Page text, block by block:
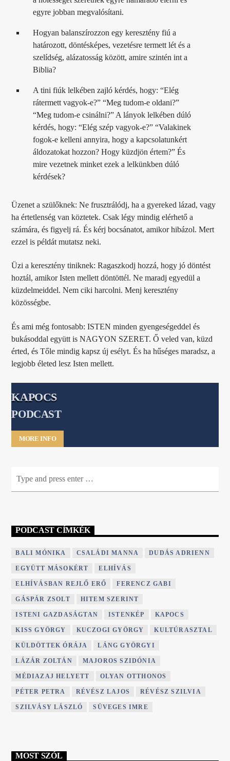
egyre jobban megvalósítani.
Hogyan balanszírozzon egy keresztény fiú a
határozott, döntésképes, vezetésre termett lét és a
szelídség, alázatosság között, amire szintén int a
Biblia?
A tini fiúk lelkében zajló kérdés, hogy: “Elég
rátermett vagyok-e?” “Meg tudom-e oldani?”
“Meg tudom-e csinálni?” A lányok lelkében dúló
kérdés, hogy: “Elég szép vagyok-e?” “Valakinek
fogok-e kelleni annyira, hogy a kapcsolatunkért
áldozatokat hozzon? Hogy küzdjön értem?” És
mire vezetnek minket ezek a lelkünkben dúló
kérdések?
Üzenet a szülőknek: Ne frusztrálódj, ha a gyereked lázad, vagy
ha értetlenség van köztetek. Csak légy mindig elérhető a
számára, és figyelj rá. És kérj bocsánatot, amikor hibázol. Mert
ezzel is példát mutatsz neki.
Üzi a keresztény tiniknek: Ragaszkodj hozzá, hogy jó döntést
hoztál, amikor Isten mellett döntöttél. Ne maradj egyedül a
küzdelmeiddel. Nem ciki harcolni. Menj keresztény
közösségbe.
És ami még fontosabb: ISTEN minden gyengeségeddel és
bukásoddal együtt is NAGYON SZERET. Ő veled van, küzd
érted, és Tőle mindig kapsz új esélyt. És ha hűséges maradsz, a
legjobb életed lesz Isten mellett.
KAPOCS
PODCAST
MORE INFO
PODCAST CÍMKÉK
BALI MÓNIKA CSALÁDI MANNA DUDÁS ADRIENN
EGYÜTT MÁSOKÉRT ELHÍVÁS
ELHÍVÁSBAN REJLŐ ERŐ FERENCZ GABI
GÁSPÁR ZSOLT HITEM SZERINT
ISTENI GAZDASÁGTAN ISTENKÉP KAPOCS
KISS GYÖRGY KUCZOGI GYÖRGY KULTÚRASZTAL
KÜLDÖTTEK ÓRÁJA LÁNG GYÖRGYI
LÁZÁR ZOLTÁN MAJOROS SZIDÓNIA
MÉDIAZAJ HELYETT OLYAN OTTHONOS
PÉTER PETRA RÉVÉSZ LAJOS RÉVÉSZ SZILVIA
SZILVÁSY LÁSZLÓ SÜVEGES IMRE
MOST SZÓL